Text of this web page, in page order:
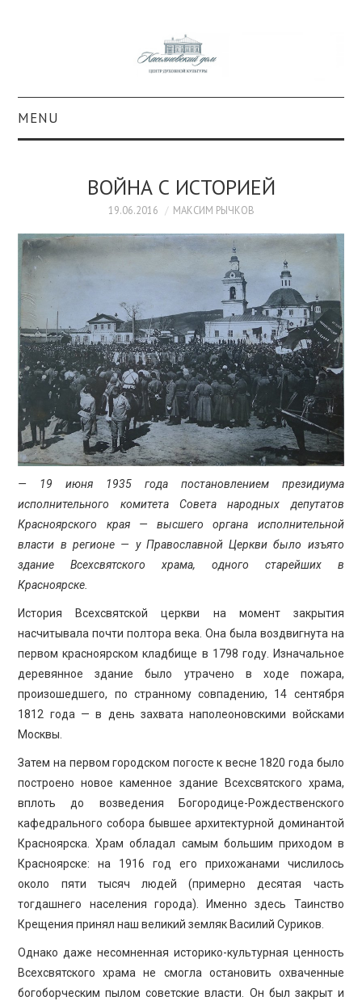
MENU
КОЛЛЕКЦИИ
#КАСДОМ
КУЛЬТУРА
ОБРАЗОВАНИЕ
ПРОСВЕЩЕНИЕ
ВОЙНА С ИСТОРИЕЙ
19.06.2016 МАКСИМ РЫЧКОВ
— 19 июня 1935 года постановлением президиума
исполнительного комитета Совета народных депутатов
Красноярского края — высшего органа исполнительной
власти в регионе — у Православной Церкви было изъято
здание Всехсвятского храма, одного старейших в
Красноярске.
История Всехсвятской церкви на момент закрытия
насчитывала почти полтора века. Она была воздвигнута на
первом красноярском кладбище в 1798 году. Изначальное
деревянное здание было утрачено в ходе пожара,
произошедшего, по странному совпадению, 14 сентября
1812 года — в день захвата наполеоновскими войсками
Москвы.
Затем на первом городском погосте к весне 1820 года было
построено новое каменное здание Всехсвятского храма,
вплоть до возведения Богородице-Рождественского
кафедрального собора бывшее архитектурной доминантой
Красноярска. Храм обладал самым большим приходом в
Красноярске: на 1916 год его прихожанами числилось
около пяти тысяч людей (примерно десятая часть
тогдашнего населения города). Именно здесь Таинство
Крещения принял наш великий земляк Василий Суриков.
Однако даже несомненная историко-культурная ценность
Всехсвятского храма не смогла остановить охваченные
богоборческим пылом советские власти. Он был закрыт и